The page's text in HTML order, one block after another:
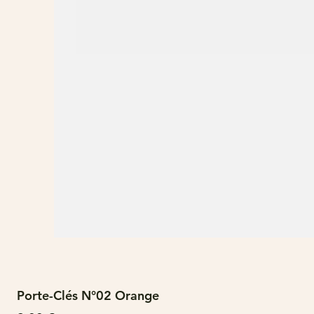
Porte-Clés N°02 Orange